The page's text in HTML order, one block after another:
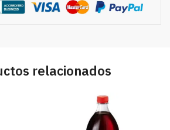
relacionados